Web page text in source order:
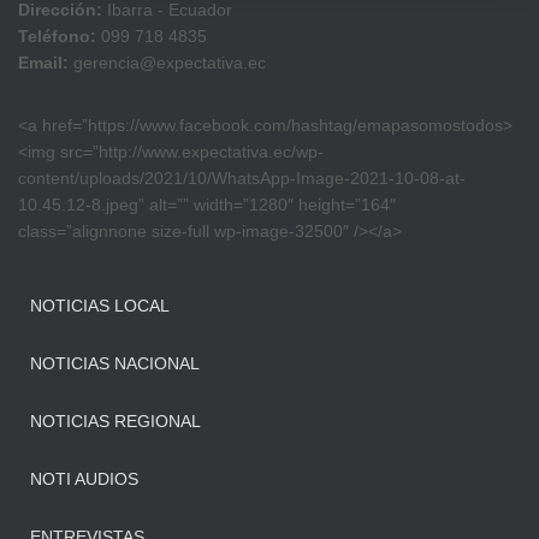
Dirección: Ibarra - Ecuador
Teléfono: 099 718 4835
Email: gerencia@expectativa.ec
<a href=”https://www.facebook.com/hashtag/emapasomostodos>
<img src=”http://www.expectativa.ec/wp-
content/uploads/2021/10/WhatsApp-Image-2021-10-08-at-
10.45.12-8.jpeg” alt=”” width=”1280″ height=”164″
class=”alignnone size-full wp-image-32500″ /></a>
NOTICIAS LOCAL
NOTICIAS NACIONAL
NOTICIAS REGIONAL
NOTI AUDIOS